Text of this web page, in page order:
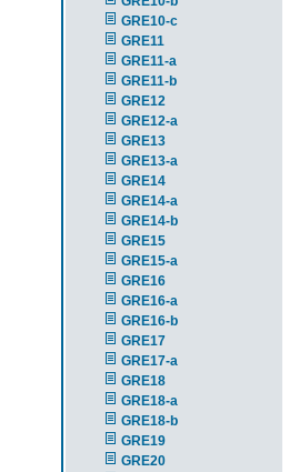
GRE10-c
GRE11
GRE11-a
GRE11-b
GRE12
GRE12-a
GRE13
GRE13-a
GRE14
GRE14-a
GRE14-b
GRE15
GRE15-a
GRE16
GRE16-a
GRE16-b
GRE17
GRE17-a
GRE18
GRE18-a
GRE18-b
GRE19
GRE20